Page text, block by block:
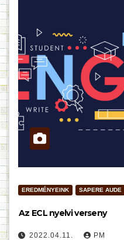
EREDMÉNYEINK SAPERE AUDE
Az ECL nyelvi verseny
2022.04.11. PM